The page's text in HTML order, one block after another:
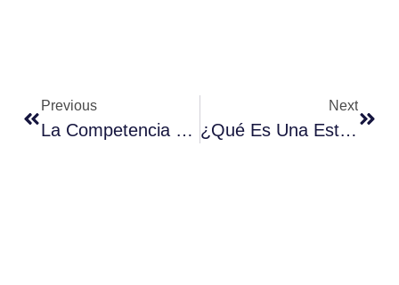
Previous
La Competencia De Whastsapp Business Es Española: Corporate Messenger By Aggity
Next
¿Qué Es Una Estrategia Omnicanal Para Fidelizar Al Cliente?